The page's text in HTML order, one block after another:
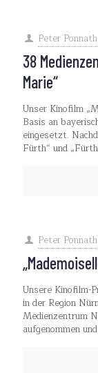
Peter Ponnath
38
Marie“
Unser Kinofilm
Basis an
eingesetzt.
Fürth“ und
Peter Ponnath
Unsere Kinofilm-
in der Region
Medienzentrum
aufgenommen